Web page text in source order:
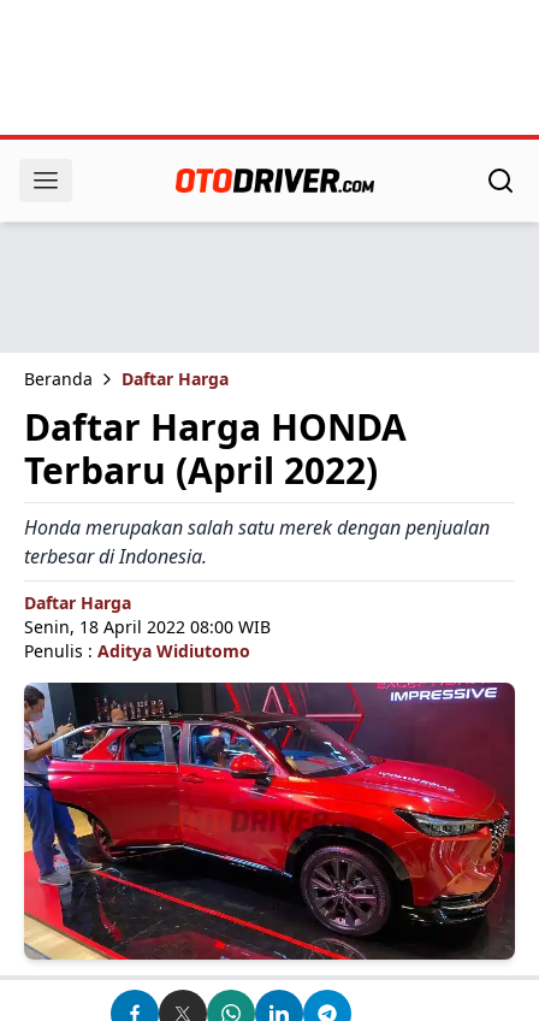
Beranda Daftar Harga
Daftar Harga HONDA
Terbaru (April 2022)
Honda merupakan salah satu merek dengan penjualan
terbesar di Indonesia.
Daftar Harga
Senin, 18 April 2022 08:00 WIB
Penulis : Aditya Widiutomo